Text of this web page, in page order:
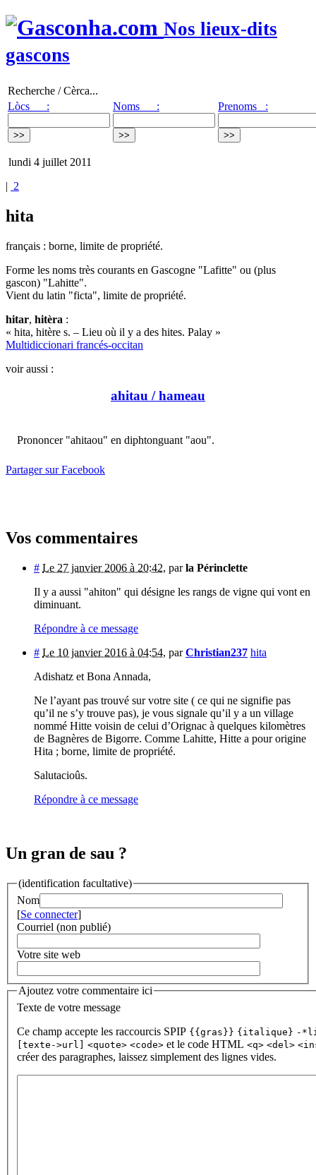
Nos lieux-dits
gascons
Recherche / Cèrca...
Lòcs :
Noms : Prenoms :
lundi 4 juillet 2011
| 2
hita
français : borne, limite de propriété.
Forme les noms très courants en Gascogne "Lafitte" ou (plus
gascon) "Lahitte".
Vient du latin "ficta", limite de propriété.
hitar, hitèra :
« hita, hitère s. – Lieu où il y a des hites. Palay »
Multidiccionari francés-occitan
voir aussi :
ahitau / hameau
Prononcer "ahitaou" en diphtonguant "aou".
Partager sur Facebook
Vos commentaires
# Le 27 janvier 2006 à 20:42, parla Périnclette
Il y a aussi "ahiton" qui désigne les rangs de vigne qui vont en
diminuant.
Répondre à ce message
# Le 10 janvier 2016 à 04:54, parChristian237 hita
Adishatz et Bona Annada,
Ne l’ayant pas trouvé sur votre site ( ce qui ne signifie pas
qu’il ne s’y trouve pas), je vous signale qu’il y a un village
nommé Hitte voisin de celui d’Orignac à quelques kilomètres
de Bagnères de Bigorre. Comme Lahitte, Hitte a pour origine
Hita ; borne, limite de propriété.
Salutacioûs.
Répondre à ce message
Un gran de sau ?
(identification facultative)
Nom
[Se connecter]
Courriel (non publié)
Votre site web
Ajoutez votre commentaire ici
Texte de votre message
Ce champ accepte les raccourcis SPIP {{gras}} {italique} -
[texte->url]
<quote> <code> et le code HTML <q> <del>
créer des paragraphes, laissez simplement des lignes vides.